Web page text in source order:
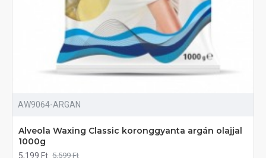
AW9064-ARGAN
Alveola Waxing Classic koronggyanta argán olajjal
1000g
5,199 Ft 5,599 Ft